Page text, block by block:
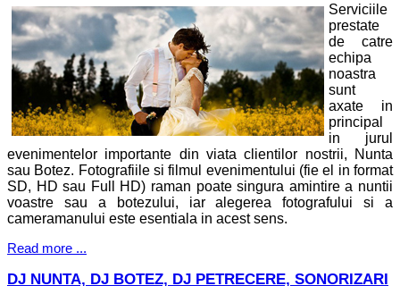
Serviciile
prestate
de catre
echipa
noastra
sunt
axate in
principal
in jurul
evenimentelor importante din viata clientilor nostrii, Nunta
sau Botez. Fotografiile si filmul evenimentului (fie el in format
SD, HD sau Full HD) raman poate singura amintire a nuntii
voastre sau a botezului, iar alegerea fotografului si a
cameramanului este esentiala in acest sens.
Read more ...
DJ NUNTA, DJ BOTEZ, DJ PETRECERE, SONORIZARI